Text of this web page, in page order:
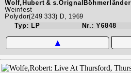
Wolf,Hubert & s.OrignalBöhmerländer
Weinfest
Polydor(249 333) D, 1969
Typ: LP
Nr.: Y6848
▲